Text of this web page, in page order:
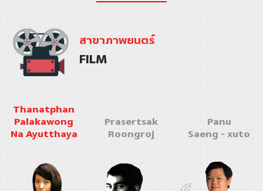
สาขาภาพยนตร์
FILM
Thanatphan
Palakawong
Na Ayutthaya
Prasertsak
Roongroj
Panu
Saeng - xuto